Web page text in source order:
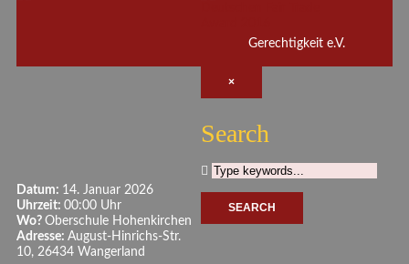
Datum: 14. Januar 2026
Uhrzeit: 00:00 Uhr
Wo? Oberschule Hohenkirchen
Adresse: August-Hinrichs-Str.
10, 26434 Wangerland
Gerechtigkeit e.V.
×
Search